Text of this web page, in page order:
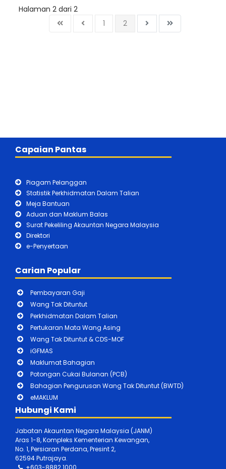
Halaman 2 dari 2
1
2
Capaian Pantas
Piagam Pelanggan
Statistik Perkhidmatan Dalam Talian
Meja Bantuan
Aduan dan Maklum Balas
Surat Pekeliling Akauntan Negara Malaysia
Direktori
e-Penyertaan
Carian Popular
Pembayaran Gaji
Wang Tak Dituntut
Perkhidmatan Dalam Talian
Pertukaran Mata Wang Asing
Wang Tak Dituntut & CDS-MOF
iGFMAS
Maklumat Bahagian
Potongan Cukai Bulanan (PCB)
Bahagian Pengurusan Wang Tak Dituntut (BWTD)
eMAKLUM
Hubungi Kami
Jabatan Akauntan Negara Malaysia (JANM)
Aras 1-8, Kompleks Kementerian Kewangan,
No. 1, Persiaran Perdana, Presint 2,
62594 Putrajaya.
+603-8882 1000